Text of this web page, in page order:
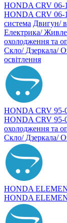
HONDA CRV 06-
HONDA CRV 06-
система Двигун/
Електрика/
охолодження та
Скло/ Дзеркала/
освітлення
HONDA CRV 95-
HONDA CRV 95-
охолодження та
Скло/ Дзеркала/
HONDA
HONDA